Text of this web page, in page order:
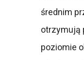
średnim
otrzymują
poziomie